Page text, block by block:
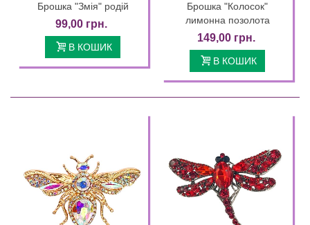
Брошка "Змія" родій
99,00 грн.
В КОШИК
Брошка "Колосок"
лимонна позолота
149,00 грн.
В КОШИК